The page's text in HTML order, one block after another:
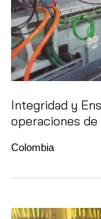
Integridad y
operaciones
Colombia